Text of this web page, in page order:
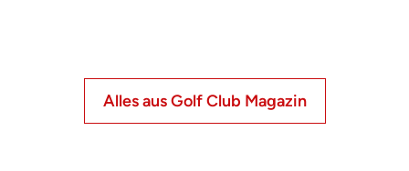
Alles aus Golf Club Magazin